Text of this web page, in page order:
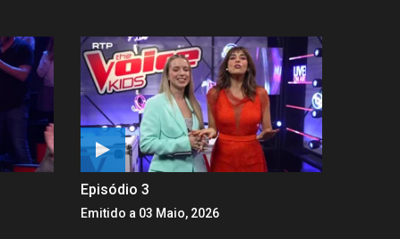
Episódio 3
Emitido a 03 Maio, 2026